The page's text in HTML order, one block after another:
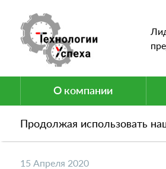
О компании
Продолжая использовать
Новости Изменения в
15 Апреля 2020